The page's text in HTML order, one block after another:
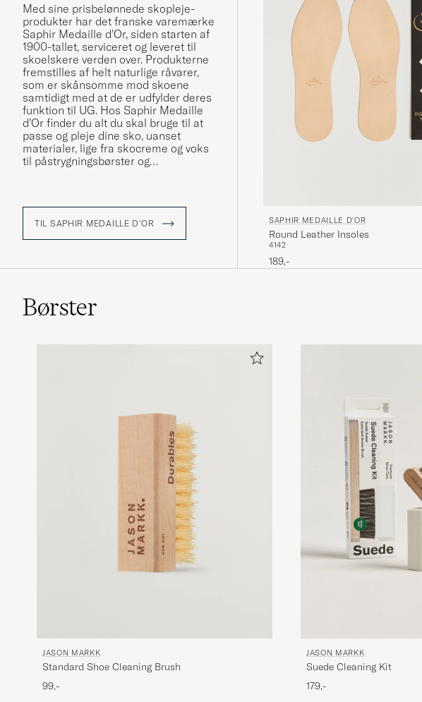
Med sine prisbelønnede skopleje-
produkter har det franske varemærke
Saphir Medaille d’Or, siden starten af
1900-tallet, serviceret og leveret til
skoelskere verden over. Produkterne
fremstilles af helt naturlige råvarer,
som er skånsomme mod skoene
samtidigt med at de er udfylder deres
funktion til UG. Hos Saphir Medaille
d’Or finder du alt du skal bruge til at
passe og pleje dine sko, uanset
materialer, lige fra skocreme og voks
til påstrygningsbørster og
TIL SAPHIR MEDAILLE D'OR SAPHIR MEDAILLE D'OR
Round Leather Insoles
4142
189,-
Børster
JASON MARKK
Standard Shoe Cleaning Brush
99,-
JASON MARKK
Suede Cleaning Kit
179,-